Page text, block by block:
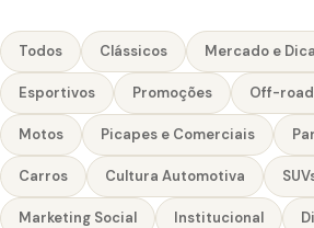
Todos Clássicos Mercado e
Esportivos Promoções Off-
Motos Picapes e Comerciais
Carros Cultura Automotiva
Marketing Social Institucional